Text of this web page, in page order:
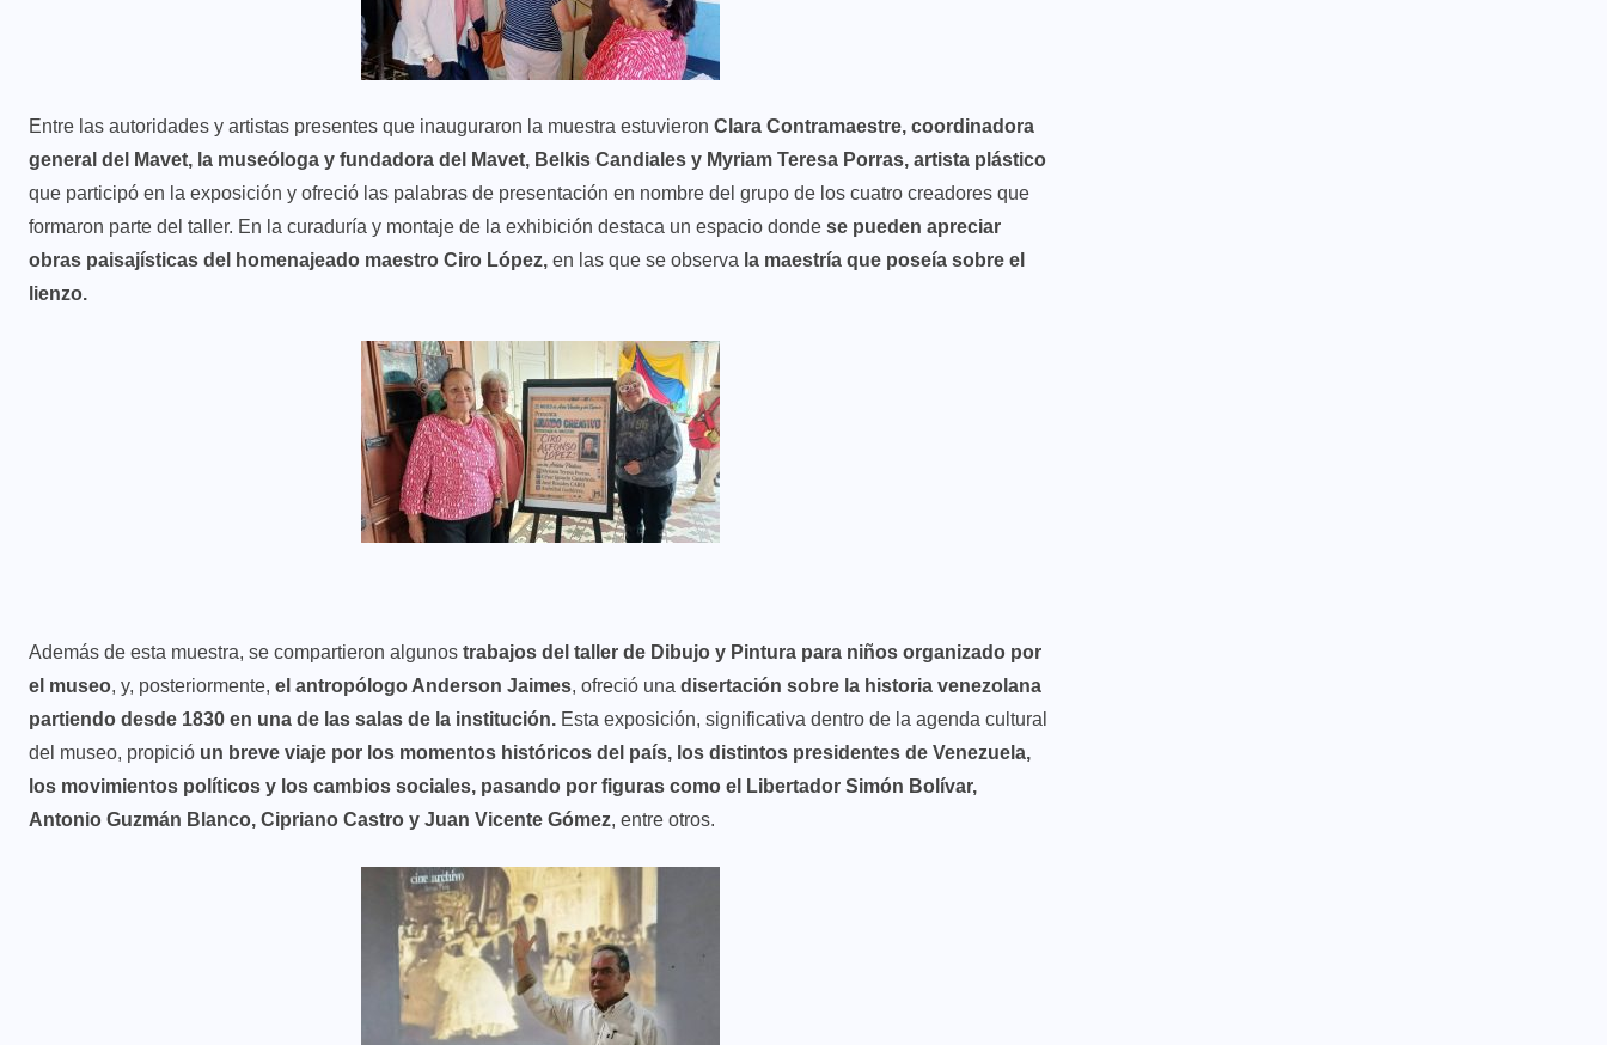
Entre las autoridades y artistas presentes que inauguraron la muestra estuvieron Clara Contramaestre, coordinadora
general del Mavet, la museóloga y fundadora del Mavet, Belkis Candiales y Myriam Teresa Porras, artista plástico
que participó en la exposición y ofreció las palabras de presentación en nombre del grupo de los cuatro creadores que
formaron parte del taller. En la curaduría y montaje de la exhibición destaca un espacio donde se pueden apreciar
obras paisajísticas del homenajeado maestro Ciro López, en las que se observa la maestría que poseía sobre el
lienzo.
Además de esta muestra, se compartieron algunos trabajos del taller de Dibujo y Pintura para niños organizado por
el museo, y, posteriormente, el antropólogo Anderson Jaimes, ofreció una disertación sobre la historia venezolana
partiendo desde 1830 en una de las salas de la institución. Esta exposición, significativa dentro de la agenda cultural
del museo, propició un breve viaje por los momentos históricos del país, los distintos presidentes de Venezuela,
los movimientos políticos y los cambios sociales, pasando por figuras como el Libertador Simón Bolívar,
Antonio Guzmán Blanco, Cipriano Castro y Juan Vicente Gómez, entre otros.